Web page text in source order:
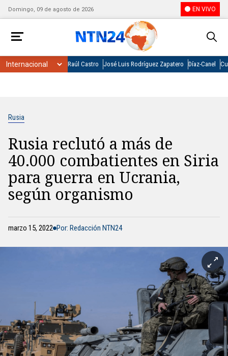
Domingo, 09 de agosto de 2026 EN VIVO
Raúl Castro José Luis Rodríguez Zapatero Díaz-Canel
Rusia
Rusia reclutó a más de
40.000 combatientes en Siria
para guerra en Ucrania,
según organismo
marzo 15, 2022 Por: Redacción NTN24